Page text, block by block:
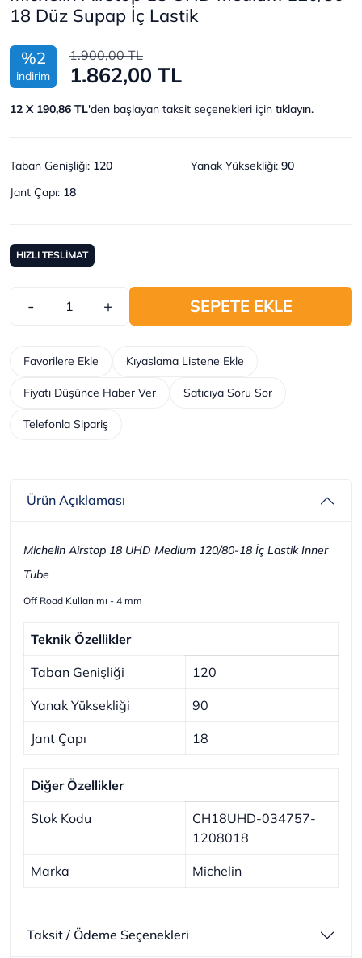
18 Düz Supap İç Lastik
%2
indirim
1.900,00 TL
1.862,00 TL
12 X 190,86 TL'den başlayan taksit seçenekleri için tıklayın.
Taban Genişliği: 120 Yanak Yüksekliği: 90
Jant Çapı: 18
HIZLI TESLİMAT
- + SEPETE EKLE
Telefonla Sipariş
Kıyaslama Listene Ekle
Favorilere Ekle
Fiyatı Düşünce Haber Ver Satıcıya Soru Sor
Ürün Açıklaması
Michelin Airstop 18 UHD Medium 120/80-18 İç Lastik Inner
Tube
Off Road Kullanımı - 4 mm
Teknik Özellikler
Taban Genişliği 120
Yanak Yüksekliği 90
Jant Çapı 18
Diğer Özellikler
Stok Kodu
CH18UHD-034757-
1208018
Marka Michelin
Taksit / Ödeme Seçenekleri